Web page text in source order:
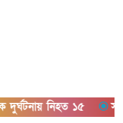
১৫ সাতক্ষীরায়